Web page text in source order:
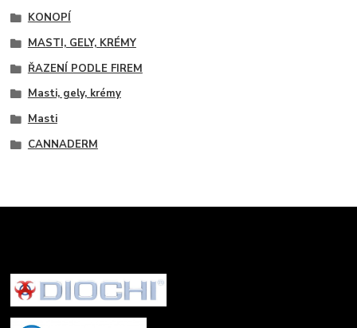
KONOPÍ
MASTI, GELY, KRÉMY
ŘAZENÍ PODLE FIREM
Masti, gely, krémy
Masti
CANNADERM